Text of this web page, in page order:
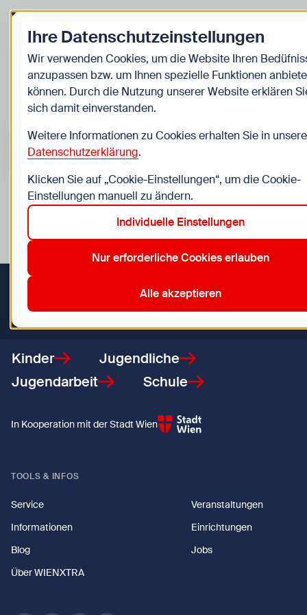
Zurück zur Startseite
Kinder
Veranstaltungen
Suche im Bereich “Kinder”
Suchen
Veranstaltungen in Wien im Bereich “Kinder”
Aktive Filter:
9 Jahre 12. Meidling 14. Penzing 16. Ottakring
19.
Zurück zur Startseite
Kinder
Jugendliche
Jugendarbeit
Schule
In Kooperation mit der Stadt Wien
TOOLS & INFOS
Service
Veranstaltungen
Informationen
Einrichtungen
Blog
Jobs
Über WIENXTRA
Ihre Datenschutzeinstellungen
Wir verwenden Cookies, um die Website Ihren
anzupassen bzw. um Ihnen spezielle Funktionen
können. Durch die Nutzung unserer Website erklären
sich damit einverstanden.
Weitere Informationen zu Cookies erhalten Sie in
Datenschutzerklärung.
Klicken Sie auf „Cookie-Einstellungen“, um die Cookie-
Einstellungen manuell zu ändern.
Individuelle Einstellungen
Nur erforderliche Cookies erlauben
Alle akzeptieren